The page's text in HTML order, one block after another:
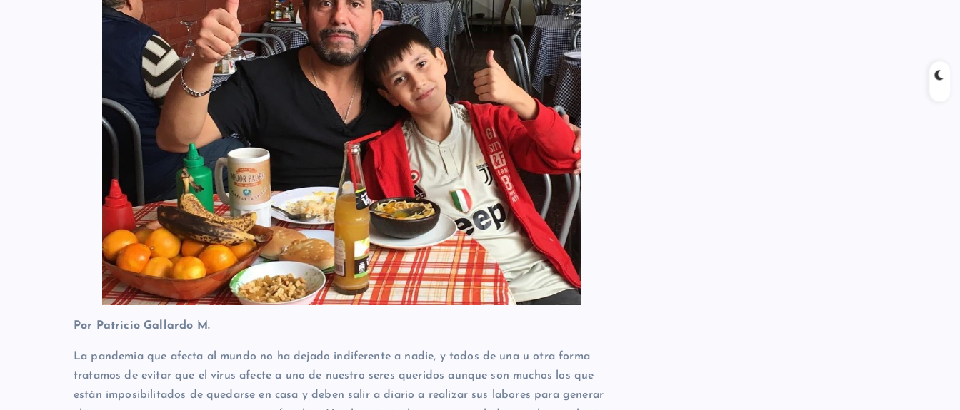
Por Patricio Gallardo M.
La pandemia que afecta al mundo no ha dejado indiferente a nadie, y todos de una u otra forma
tratamos de evitar que el virus afecte a uno de nuestro seres queridos aunque son muchos los que
están imposibilitados de quedarse en casa y deben salir a diario a realizar sus labores para generar